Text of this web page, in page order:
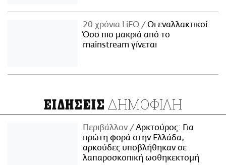
20 χρόνια LiFO
Οι εναλλακτικοί:
Όσο πιο μακριά από το
mainstream γίνεται
ΕΙΔΗΣΕΙΣ ΔΗΜΟΦΙΛΗ
Περιβάλλον
Αρκτούρος: Για
πρώτη φορά στην Ελλάδα,
αρκούδες υποβλήθηκαν σε
λαπαροσκοπική ωοθηκεκτομή